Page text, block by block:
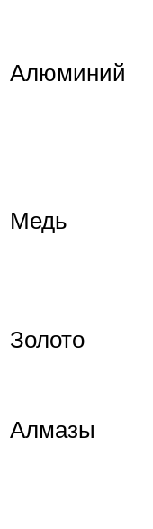
Алюминий
Медь
Золото
Алмазы